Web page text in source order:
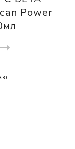
Power